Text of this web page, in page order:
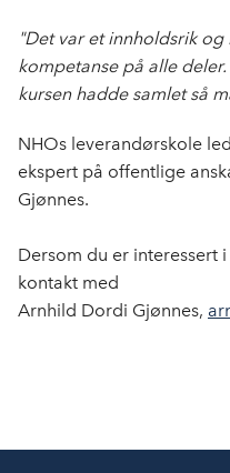
"Det var et innholdsrik
kompetanse på alle
kursen hadde samlet så
NHOs leverandørskole
ekspert på offentlige
Gjønnes.
Dersom du er interessert
kontakt med
Arnhild Dordi Gjønnes,